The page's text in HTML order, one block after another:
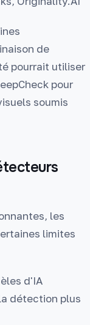
de
pourrait utiliser
pour
soumis
les
limites
d'IA
détection plus